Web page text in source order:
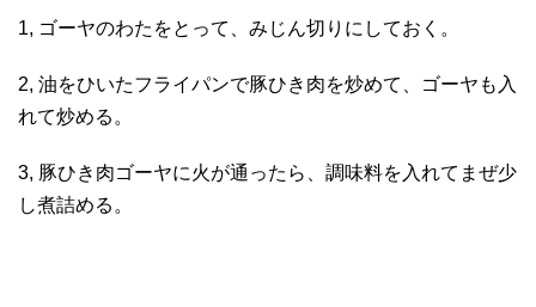
1, ゴーヤのわたをとって、みじん切りにしておく。
2, 油をひいたフライパンで豚ひき肉を炒めて、ゴーヤも入
れて炒める。
3, 豚ひき肉ゴーヤに火が通ったら、調味料を入れてまぜ少
し煮詰める。